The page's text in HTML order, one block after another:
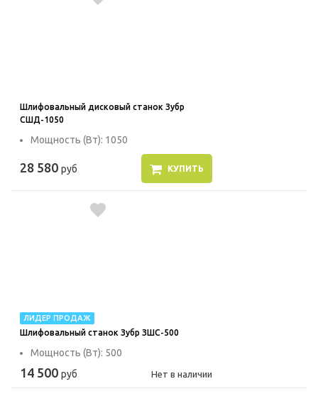
Шлифовальный дисковый станок Зубр
СШД-1050
Мощность (Вт): 1050
28 580 руб КУПИТЬ
ЛИДЕР ПРОДАЖ
Шлифовальный станок Зубр ЗШС-500
Мощность (Вт): 500
14 500 руб Нет в наличии